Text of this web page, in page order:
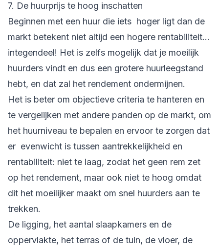
7. De huurprijs te hoog inschatten
Beginnen met een huur die iets hoger ligt dan de
markt betekent niet altijd een hogere rentabiliteit...
integendeel! Het is zelfs mogelijk dat je moeilijk
huurders vindt en dus een grotere huurleegstand
hebt, en dat zal het rendement ondermijnen.
Het is beter om objectieve criteria te hanteren en
te vergelijken met andere panden op de markt, om
het huurniveau te bepalen en ervoor te zorgen dat
er evenwicht is tussen aantrekkelijkheid en
rentabiliteit: niet te laag, zodat het geen rem zet
op het rendement, maar ook niet te hoog omdat
dit het moeilijker maakt om snel huurders aan te
trekken.
De ligging, het aantal slaapkamers en de
oppervlakte, het terras of de tuin, de vloer, de